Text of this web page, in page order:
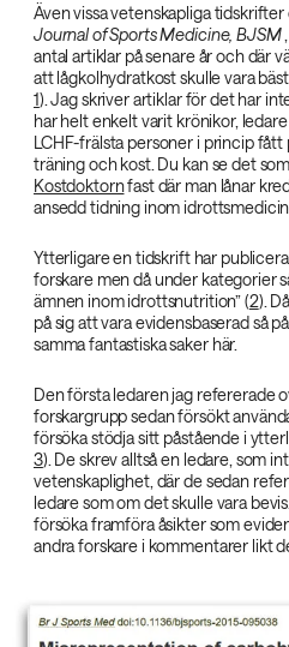
Även vissa vetenskapliga
Journal of Sports Medicine, BJSM‌,
antal artiklar på senare år och där
att lågkolhydratkost skulle vara
1). Jag skriver artiklar för det har
har helt enkelt varit krönikor,
LCHF-frälsta personer i princip fått
träning och kost. Du kan se det
Kostdoktornfast där man lånar
ansedd tidning inom
Ytterligare en tidskrift har
forskare men då under kategorier
ämnen inom idrottsnutrition” (2).
på sig att vara evidensbaserad så
samma fantastiska saker här.
Den första ledaren jag refererade
forskargrupp sedan försökt
försöka stödja sitt påstående i
3). De skrev alltså en ledare, som
vetenskaplighet, där de sedan
ledare som om det skulle vara
försöka framföra åsikter som
andra forskare i kommentarer likt